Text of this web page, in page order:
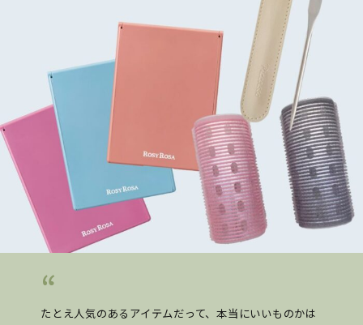
たとえ人気のあるアイテムだって、本当にいいものかは